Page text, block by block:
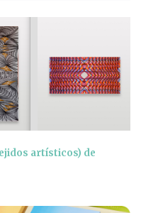
artísticos) de